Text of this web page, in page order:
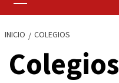
INICIO COLEGIOS
Colegios